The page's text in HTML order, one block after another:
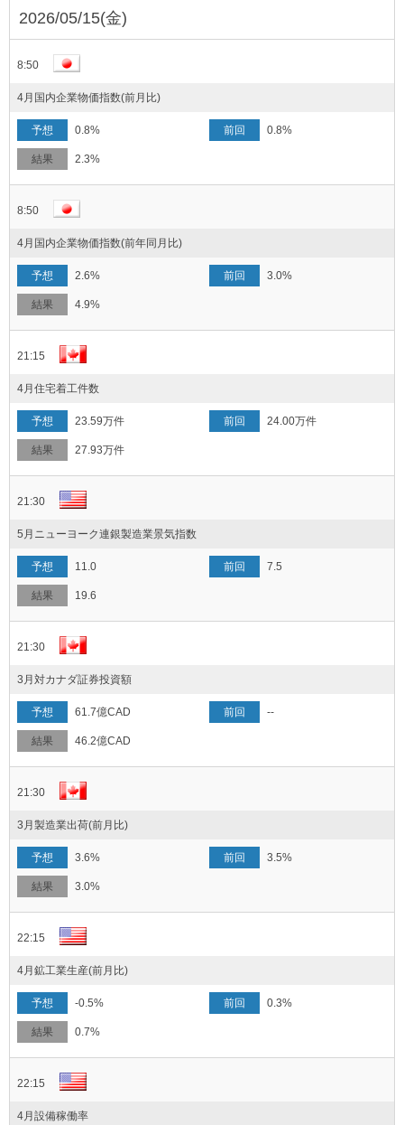
2026/05/15(金)
8:50
4月国内企業物価指数(前月比)
0.8% 0.8%
2.3%
8:50
4月国内企業物価指数(前年同月比)
2.6% 3.0%
4.9%
21:15
4月住宅着工件数
23.59万件 24.00万件
27.93万件
21:30
5月ニューヨーク連銀製造業景気指数
11.0 7.5
19.6
21:30
3月対カナダ証券投資額
61.7億CAD --
46.2億CAD
21:30
3月製造業出荷(前月比)
3.6% 3.5%
3.0%
22:15
4月鉱工業生産(前月比)
-0.5% 0.3%
0.7%
22:15
4月設備稼働率